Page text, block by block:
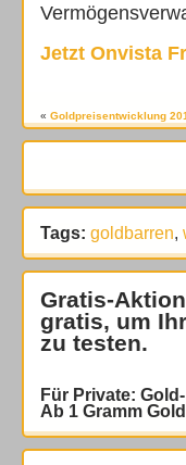
Jetzt Onvista
« Goldpreisentwicklung
Tags: goldbarren,
Gratis-
gratis, um
zu testen.
Für Private:
Ab 1 Gramm